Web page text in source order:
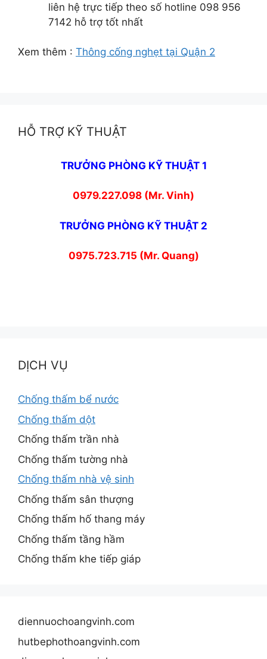
liên hệ trực tiếp theo số hotline 098 956
7142 hỗ trợ tốt nhất
Xem thêm : Thông cống nghẹt tại Quận 2
HỖ TRỢ KỸ THUẬT
TRƯỞNG PHÒNG KỸ THUẬT 1
0979.227.098 (Mr. Vinh)
TRƯỞNG PHÒNG KỸ THUẬT 2
0975.723.715 (Mr. Quang)
DỊCH VỤ
Chống thấm bể nước
Chống thấm dột
Chống thấm trần nhà
Chống thấm tường nhà
Chống thấm nhà vệ sinh
Chống thấm sân thượng
Chống thấm hố thang máy
Chống thấm tầng hầm
Chống thấm khe tiếp giáp
diennuochoangvinh.com
hutbephothoangvinh.com